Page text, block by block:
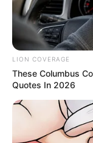
Disney
You Prefer?
BRAINBERRIES
LION COVERAGE
These Columbus
Quotes In 2026